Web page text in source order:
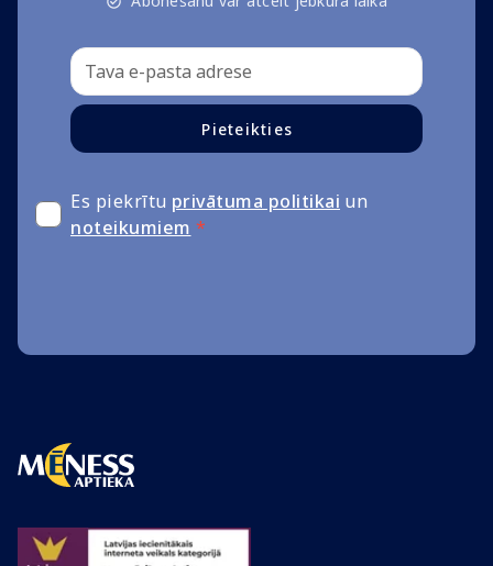
Pieteikties
Es piekrītu privātuma politikai un
noteikumiem *